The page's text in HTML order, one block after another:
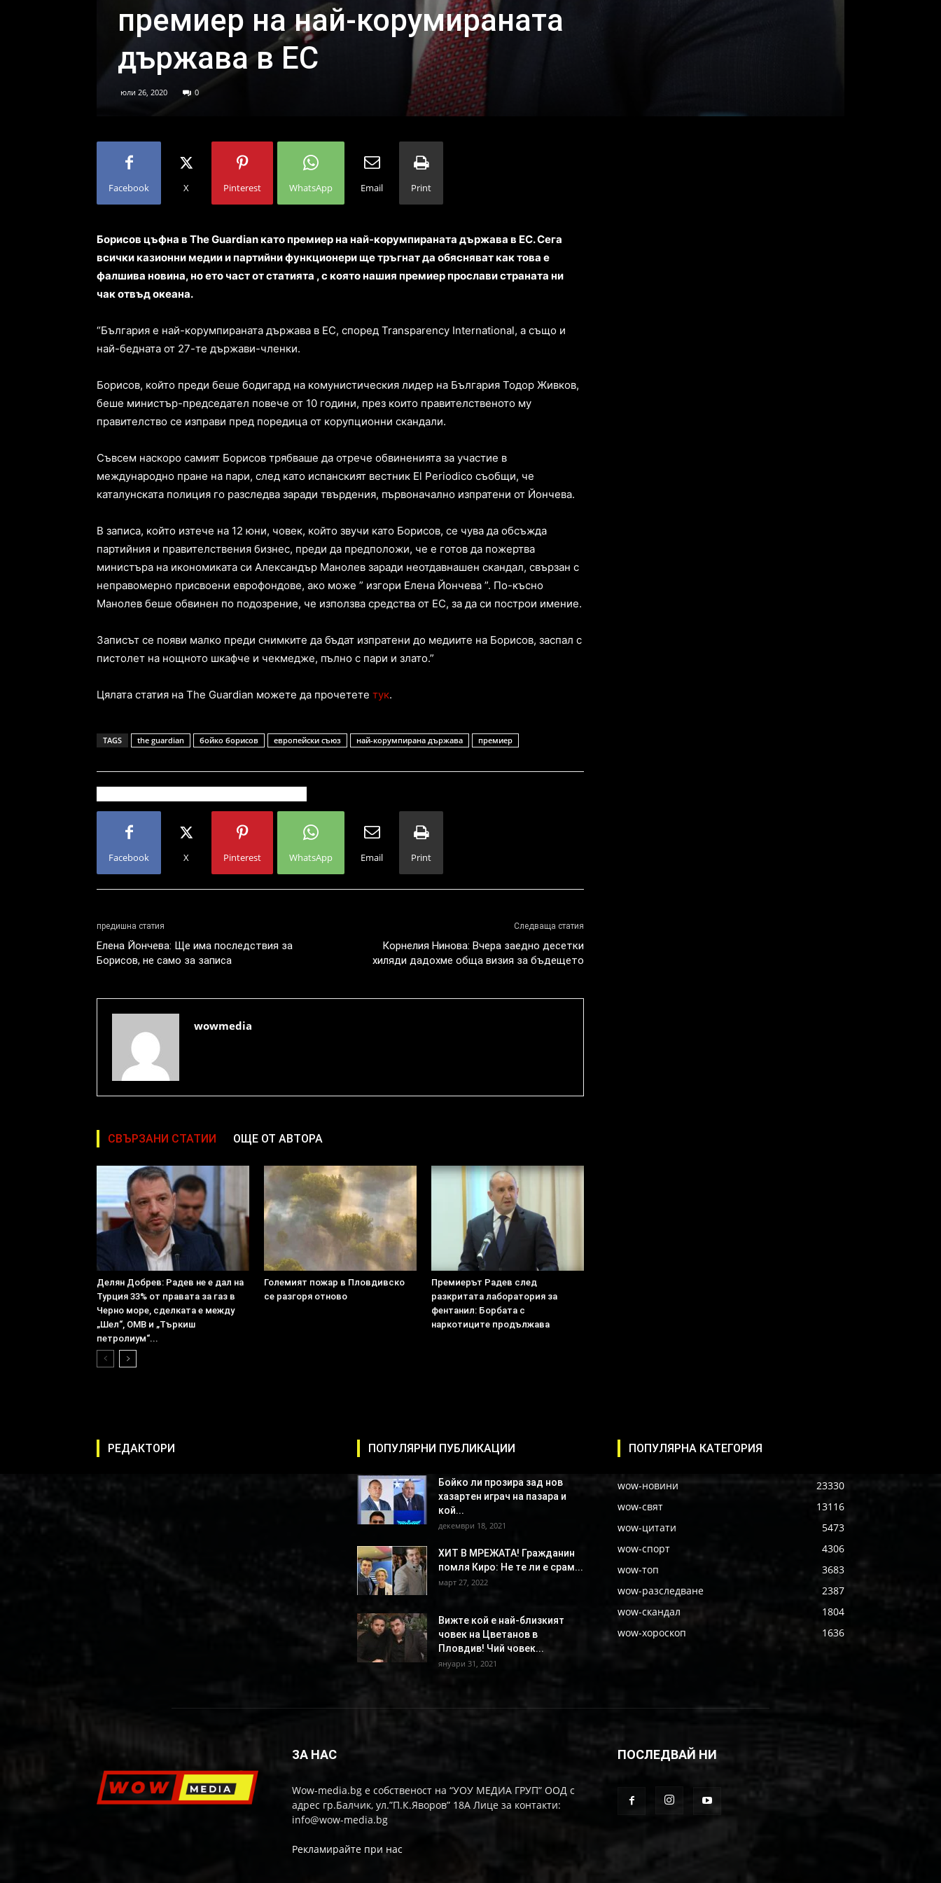
премиер на най-корумираната
държава в ЕС
юли 26, 2020 0
Facebook X Pinterest WhatsApp Email Print
Борисов цъфна в The Guardian като премиер на най-корумпираната държава в ЕС. Сега
всички казионни медии и партийни функционери ще тръгнат да обясняват как това е
фалшива новина, но ето част от статията , с която нашия премиер прослави страната ни
чак отвъд океана.
“България е най-корумпираната държава в ЕС, според Transparency International, а също и
най-бедната от 27-те държави-членки.
Борисов, който преди беше бодигард на комунистическия лидер на България Тодор Живков,
беше министър-председател повече от 10 години, през които правителственото му
правителство се изправи пред поредица от корупционни скандали.
Съвсем наскоро самият Борисов трябваше да отрече обвиненията за участие в
международно пране на пари, след като испанският вестник El Periodico съобщи, че
каталунската полиция го разследва заради твърдения, първоначално изпратени от Йончева.
В записа, който изтече на 12 юни, човек, който звучи като Борисов, се чува да обсъжда
партийния и правителствения бизнес, преди да предположи, че е готов да пожертва
министъра на икономиката си Александър Манолев заради неотдавнашен скандал, свързан с
неправомерно присвоени еврофондове, ако може ” изгори Елена Йончева ”. По-късно
Манолев беше обвинен по подозрение, че използва средства от ЕС, за да си построи имение.
Записът се появи малко преди снимките да бъдат изпратени до медиите на Борисов, заспал с
пистолет на нощното шкафче и чекмедже, пълно с пари и злато.”
Цялата статия на The Guardian можете да прочетете тук.
TAGS the guardian бойко борисов европейски съюз най-корумпирана държава премиер
Facebook X Pinterest WhatsApp Email Print
предишна статия
Елена Йончева: Ще има последствия за
Борисов, не само за записа
Следваща статия
Корнелия Нинова: Вчера заедно десетки
хиляди дадохме обща визия за бъдещето
wowmedia
СВЪРЗАНИ СТАТИИ ОЩЕ ОТ АВТОРА
Делян Добрев: Радев не е дал на
Турция 33% от правата за газ в
Черно море, сделката е между
„Шел“, ОМВ и „Търкиш
петролиум“...
Големият пожар в Пловдивско
се разгоря отново
Премиерът Радев след
разкритата лаборатория за
фентанил: Борбата с
наркотиците продължава
РЕДАКТОРИ ПОПУЛЯРНИ ПУБЛИКАЦИИ
Бойко ли прозира зад нов
хазартен играч на пазара и
кой...
декември 18, 2021
ХИТ В МРЕЖАТА! Гражданин
помля Киро: Не те ли е срам...
март 27, 2022
Вижте кой е най-близкият
човек на Цветанов в
Пловдив! Чий човек...
януари 31, 2021
ПОПУЛЯРНА КАТЕГОРИЯ
wow-новини
23330
wow-свят
13116
wow-цитати
5473
wow-спорт
4306
wow-топ
3683
wow-разследване
2387
wow-скандал
1804
wow-хороскоп
1636
ЗА НАС
Wow-media.bg е собственост на “УОУ МЕДИА ГРУП” ООД с
адрес гр.Балчик, ул.”П.К.Яворов” 18А Лице за контакти:
info@wow-media.bg
Рекламирайте при нас
ПОСЛЕДВАЙ НИ